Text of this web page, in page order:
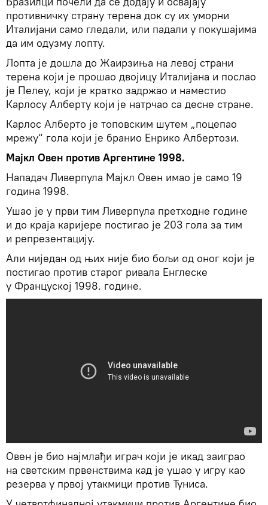
противничку страну терена док су их уморни
Италијани само гледали, или падали у покушајима
да им одузму лопту.
Лопта је дошла до Жаирзиња на левој страни
терена који је прошао двојицу Италијана и послао
је Пелеу, који је кратко задржао и наместио
Карлосу Алберту који је натрчао са десне стране.
Карлос Алберто је топовским шутем „поцепао
мрежу“ гола који је бранио Енрико Албертози.
Мајкл Овен против Аргентине 1998.
Нападач Ливерпула Мајкл Овен имао је само 19
година 1998.
Ушао је у први тим Ливерпула претходне године
и до краја каријере постигао је 203 гола за тим
и репрезентацију.
Али ниједан од њих није био бољи од оног који је
постигао против старог ривала Енглеске
у Француској 1998. године.
Овен је био најмлађи играч који је икад заиграо
на светским првенствима кад је ушао у игру као
резерва у првој утакмици против Туниса.